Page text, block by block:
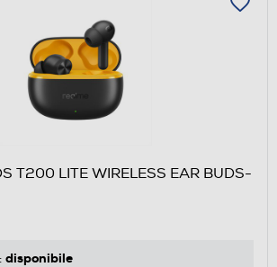
T200 LITE WIRELESS EAR BUDS-
disponibile